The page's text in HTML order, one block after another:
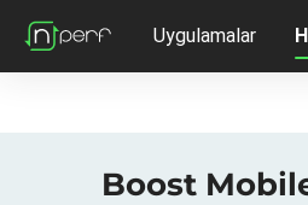
Uygulamalar
Boost